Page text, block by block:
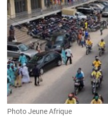
Photo Jeune Afrique